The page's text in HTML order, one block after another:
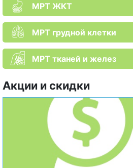
МРТ ЖКТ
МРТ грудной клетки
МРТ тканей и желез
Акции и скидки